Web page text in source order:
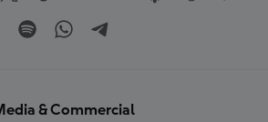
& Commercial